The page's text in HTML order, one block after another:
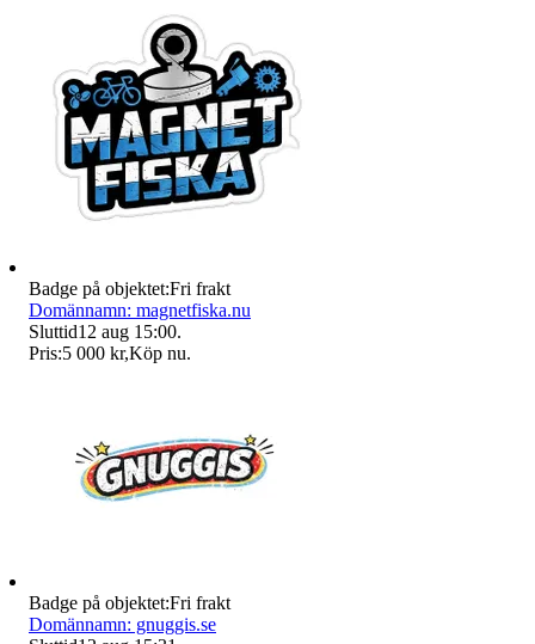
Badge på objektet:Fri frakt
Domännamn: magnetfiska.nu
Sluttid12 aug 15:00.
Pris:5 000 kr,Köp nu.
Badge på objektet:Fri frakt
Domännamn: gnuggis.se